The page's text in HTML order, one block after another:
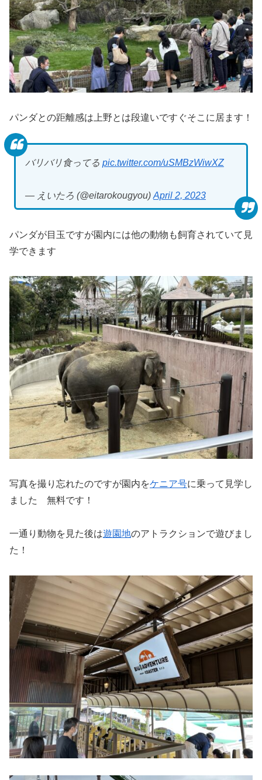
パンダとの距離感は上野とは段違いですぐそこに居ます！
バリバリ食ってる pic.twitter.com/uSMBzWiwXZ
— えいたろ (@eitarokougyou) April 2, 2023
パンダが目玉ですが園内には他の動物も飼育されていて見
学できます
写真を撮り忘れたのですが園内をケニア号に乗って見学し
ました 無料です！
一通り動物を見た後は遊園地のアトラクションで遊びまし
た！